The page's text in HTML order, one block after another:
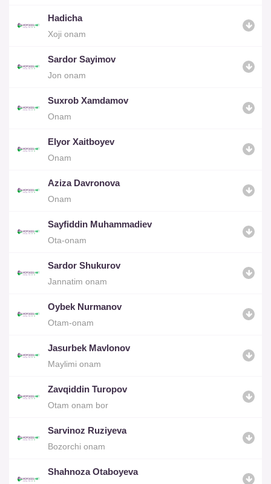
Hadicha
Xoji onam
Sardor Sayimov
Jon onam
Suxrob Xamdamov
Onam
Elyor Xaitboyev
Onam
Aziza Davronova
Onam
Sayfiddin Muhammadiev
Ota-onam
Sardor Shukurov
Jannatim onam
Oybek Nurmanov
Otam-onam
Jasurbek Mavlonov
Maylimi onam
Zavqiddin Turopov
Otam onam bor
Sarvinoz Ruziyeva
Bozorchi onam
Shahnoza Otaboyeva